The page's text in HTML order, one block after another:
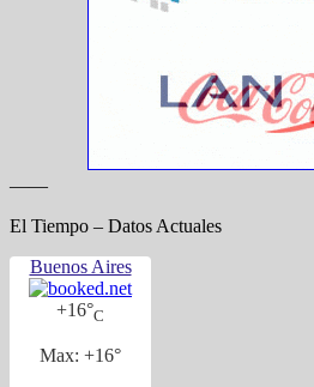
——
El Tiempo – Datos Actuales
Buenos Aires
+16°C
Max: +16°